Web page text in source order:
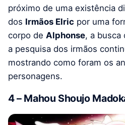
próximo de uma existência
dos Irmãos Elric por uma
corpo de Alphonse, a busca
a pesquisa dos irmãos
mostrando como foram os
personagens.
4 – Mahou Shoujo